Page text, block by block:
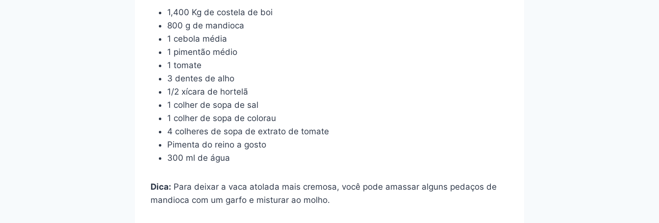
1,400 Kg de costela de boi
800 g de mandioca
1 cebola média
1 pimentão médio
1 tomate
3 dentes de alho
1/2 xícara de hortelã
1 colher de sopa de sal
1 colher de sopa de colorau
4 colheres de sopa de extrato de tomate
Pimenta do reino a gosto
300 ml de água
Dica: Para deixar a vaca atolada mais cremosa, você pode amassar alguns pedaços de
mandioca com um garfo e misturar ao molho.